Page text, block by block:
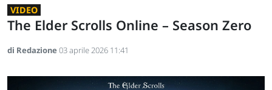
VIDEO
The Elder Scrolls Online – Season Zero
di Redazione03 aprile 2026 11:41